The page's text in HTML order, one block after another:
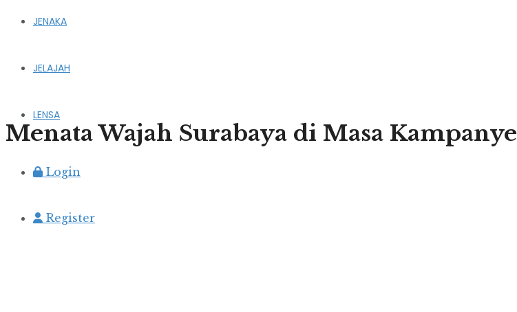
JENAKA
JELAJAH
LENSA
Login
Register
Menata Wajah Surabaya di Masa Kampanye